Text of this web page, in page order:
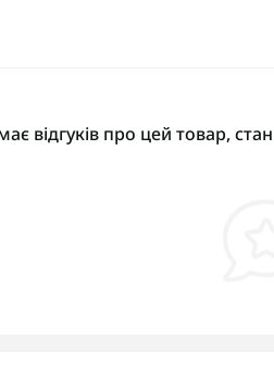
відгуків про цей товар,